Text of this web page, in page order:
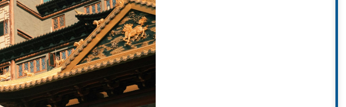
Khi ông qua đời, con trai ông đã tặng khu vườn cho tu
Quốc năm 1860. Nó đã được xây dựng lại sau chiến tranh.
1949, chùa Xiyuan đã được mở rộng nhiều lần với sự hỗ trợ
lại các phong cách và đặc điểm trước đây và nhiều điểm
thánh của Phật giáo'.